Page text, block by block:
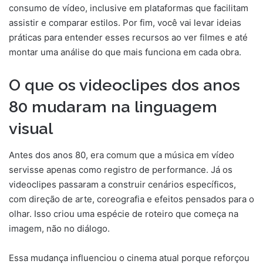
consumo de vídeo, inclusive em plataformas que facilitam
assistir e comparar estilos. Por fim, você vai levar ideias
práticas para entender esses recursos ao ver filmes e até
montar uma análise do que mais funciona em cada obra.
O que os videoclipes dos anos
80 mudaram na linguagem
visual
Antes dos anos 80, era comum que a música em vídeo
servisse apenas como registro de performance. Já os
videoclipes passaram a construir cenários específicos,
com direção de arte, coreografia e efeitos pensados para o
olhar. Isso criou uma espécie de roteiro que começa na
imagem, não no diálogo.
Essa mudança influenciou o cinema atual porque reforçou